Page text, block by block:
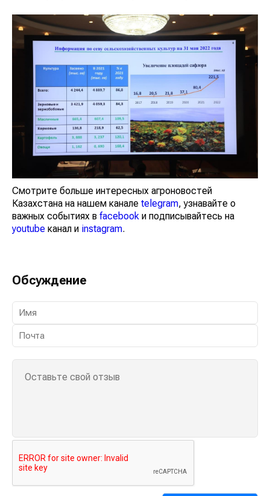
Смотрите больше интересных агроновостей
Казахстана на нашем канале telegram, узнавайте о
важных событиях в facebook и подписывайтесь на
youtube канал и instagram.
Обсуждение